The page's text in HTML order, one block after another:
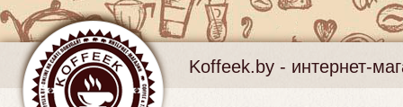
Koffeek.by - интернет-